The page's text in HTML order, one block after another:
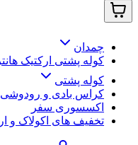
چمدان
کوله پشتی ارکتیک هانتر
کوله پشتی
کراس بادی و رودوشی
اکسسوری سفر
تخفیف های اکولاک و